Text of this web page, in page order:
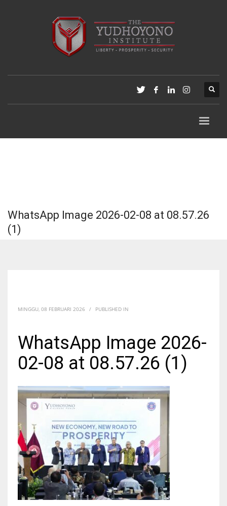
WhatsApp Image 2026-02-08 at 08.57.26
(1)
MINGGU, 08 FEBRUARI 2026 / PUBLISHED IN
WhatsApp Image 2026-
02-08 at 08.57.26 (1)